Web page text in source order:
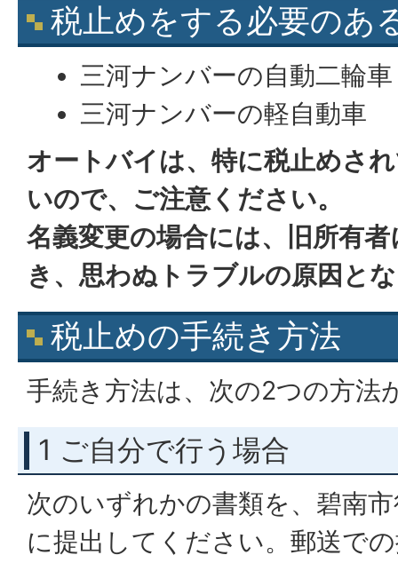
税止めをする必要のあ
三河ナンバーの自動二輪
三河ナンバーの軽自動車
オートバイは、特に税止めさ
いので、ご注意ください。
名義変更の場合には、旧所有
き、思わぬトラブルの原因と
税止めの手続き方法
手続き方法は、次の2つの方法
1 ご自分で行う場合
次のいずれかの書類を、碧南
に提出してください。郵送で